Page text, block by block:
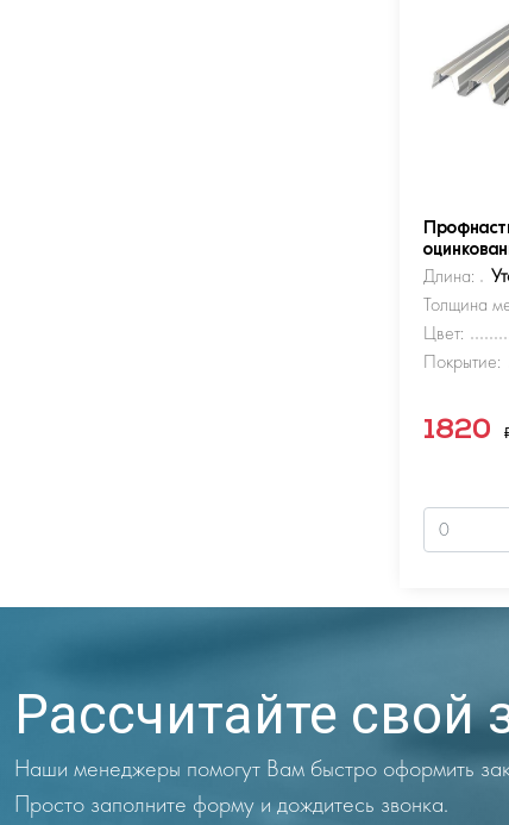
Длина:
Толщина
Цвет:
Покрытие:
1820
Рассчитайте свой
Наши менеджеры помогут Вам быстро оформить
Просто заполните форму и дождитесь звонка.